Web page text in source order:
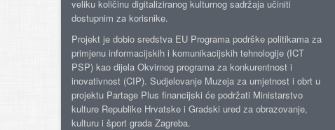
veliku količinu digitaliziranog kulturnog sadržaja učiniti
dostupnim za korisnike.
Projekt je dobio sredstva EU Programa podrške politikama za
primjenu informacijskih i komunikacijskih tehnologije (ICT
PSP) kao dijela Okvirnog programa za konkurentnost i
inovativnost (CIP). Sudjelovanje Muzeja za umjetnost i obrt u
projektu Partage Plus financijski će podržati Ministarstvo
kulture Republike Hrvatske i Gradski ured za obrazovanje,
kulturu i šport grada Zagreba.